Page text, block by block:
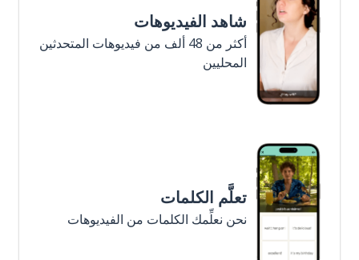
شاهد الفيديوهات
أكثر من 48 ألف من فيديوهات المتحدثين
المحليين
تعلَّم الكلمات
نحن نعلِّمك الكلمات من الفيديوهات